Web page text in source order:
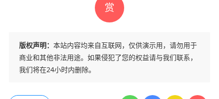
赏
版权声明： 本站内容均来自互联网，仅供演示用，请勿用于
商业和其他非法用途。如果侵犯了您的权益请与我们联系，
我们将在24小时内删除。